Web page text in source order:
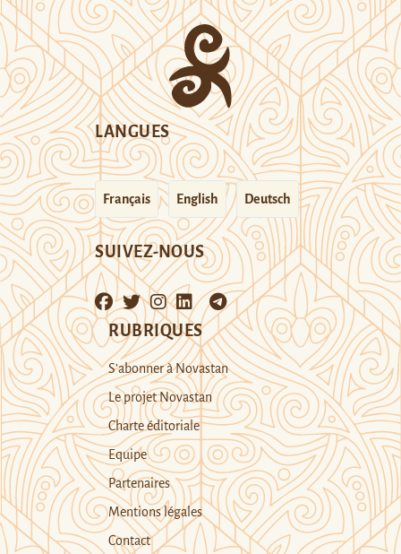
LANGUES
Français English Deutsch
SUIVEZ-NOUS
RUBRIQUES
S’abonner à Novastan
Le projet Novastan
Charte éditoriale
Equipe
Partenaires
Mentions légales
Contact